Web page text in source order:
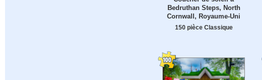
Bedruthan Steps, North
Cornwall, Royaume-Uni
150 pièce Classique